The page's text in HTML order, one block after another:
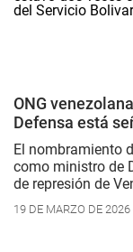
ONG
Defensa está
El nombramiento
como ministro de
de represión de
19 DE MARZO DE